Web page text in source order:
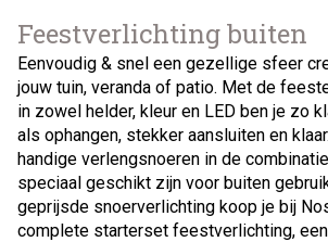
Feestverlichting buiten
Eenvoudig & snel een gezellige sfeer
jouw tuin, veranda of patio. Met de
in zowel helder, kleur en LED ben je zo
als ophangen, stekker aansluiten en
handige verlengsnoeren in de
speciaal geschikt zijn voor buiten
geprijsde snoerverlichting koop je bij
complete starterset feestverlichting,